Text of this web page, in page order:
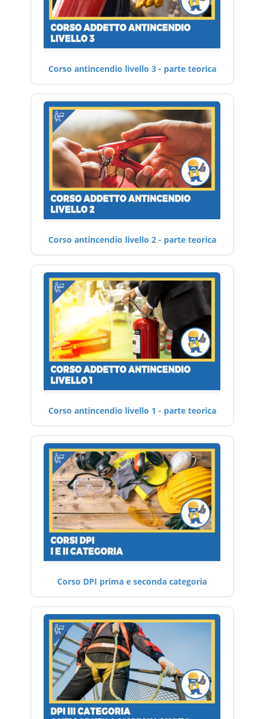
Corso antincendio livello 3 - parte teorica
Corso antincendio livello 2 - parte teorica
Corso antincendio livello 1 - parte teorica
Corso DPI prima e seconda categoria